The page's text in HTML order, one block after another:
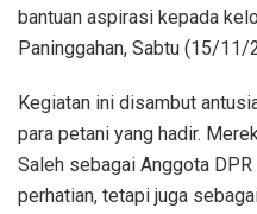
bantuan aspirasi kepada
Paninggahan, Sabtu (15/11/
Kegiatan ini disambut
para petani yang hadir.
Saleh sebagai Anggota
perhatian, tetapi juga